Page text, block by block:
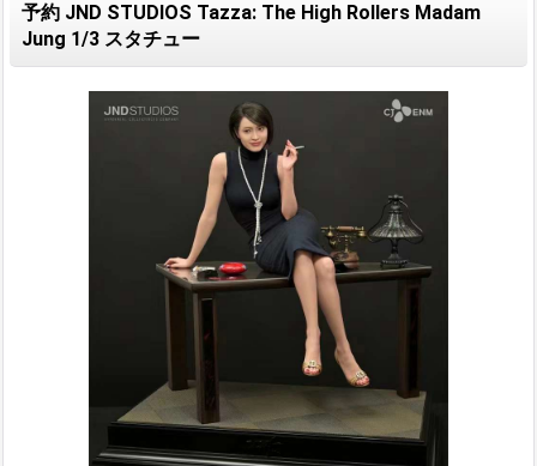
予約 JND STUDIOS Tazza: The High Rollers Madam
Jung 1/3 スタチュー